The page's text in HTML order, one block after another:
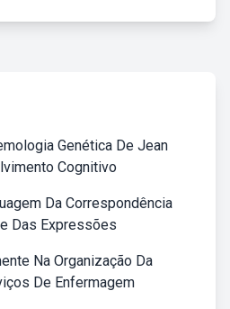
Genética De Jean
Cognitivo
Da Correspondência
Das Expressões
Na Organização Da
De Enfermagem